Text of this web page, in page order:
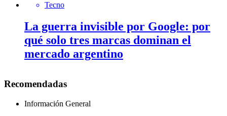
Tecno
La guerra invisible por Google: por
qué solo tres marcas dominan el
mercado argentino
Recomendadas
Información General